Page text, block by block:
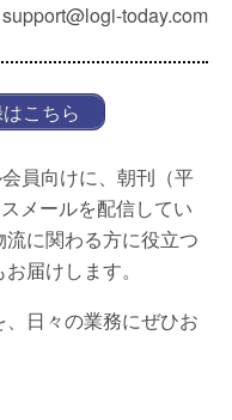
today.com
こちら
員向けに、朝刊（平
メールを配信してい
に関わる方に役立つ
届けします。
日々の業務にぜひお